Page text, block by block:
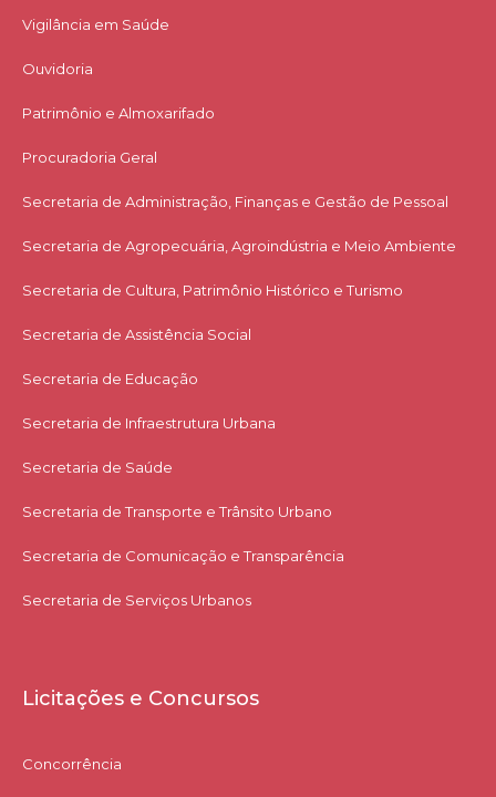
Vigilância em Saúde
Ouvidoria
Patrimônio e Almoxarifado
Procuradoria Geral
Secretaria de Administração, Finanças e Gestão de Pessoal
Secretaria de Agropecuária, Agroindústria e Meio Ambiente
Secretaria de Cultura, Patrimônio Histórico e Turismo
Secretaria de Assistência Social
Secretaria de Educação
Secretaria de Infraestrutura Urbana
Secretaria de Saúde
Secretaria de Transporte e Trânsito Urbano
Secretaria de Comunicação e Transparência
Secretaria de Serviços Urbanos
Licitações e Concursos
Concorrência